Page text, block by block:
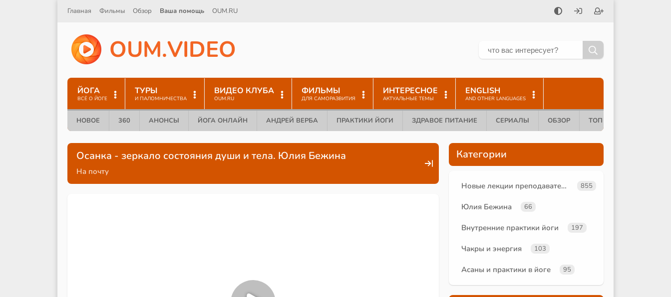
Главная Фильмы Обзор Ваша помощь OUM.RU
OUM.VIDEO
ЙОГА
ВСЁ О ЙОГЕ
ТУРЫ
И ПАЛОМНИЧЕСТВА
ВИДЕО КЛУБА
OUM.RU
ФИЛЬМЫ
ДЛЯ САМОРАЗВИТИЯ
ИНТЕРЕСНОЕ
АКТУАЛЬНЫЕ ТЕМЫ
ENGLISH
AND OTHER LANGUAGES
НОВОЕ 360 АНОНСЫ ЙОГА ОНЛАЙН АНДРЕЙ ВЕРБА ПРАКТИКИ ЙОГИ ЗДРАВОЕ ПИТАНИЕ СЕРИАЛЫ ОБЗОР ТОП 10
Осанка - зеркало состояния души и тела. Юлия Бежина
На почту
Категории
Новые лекции преподавателей 855
Юлия Бежина 66
Внутренние практики йоги 197
Чакры и энергия 103
Асаны и практики в йоге 95